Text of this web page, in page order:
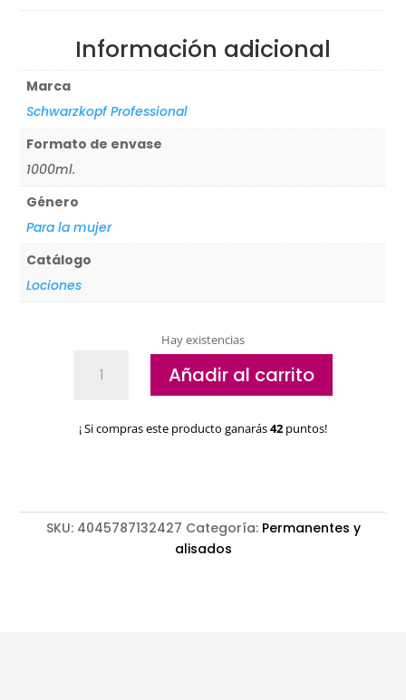
Información adicional
Marca
Schwarzkopf Professional
Formato de envase
1000ml.
Género
Para la mujer
Catálogo
Lociones
Hay existencias
neutralizante
Schwarzkopf
Añadir al carrito
¡ Si compras este producto ganarás42 puntos!
SKU: 4045787132427 Categoría: Permanentes y
alisados